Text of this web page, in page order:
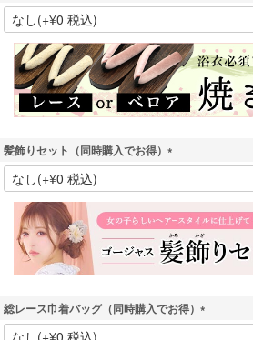
(
必
須
)
髪飾りセット（同時購入でお得）
(
必
)
総レース巾着バッグ（同時購入でお得）
(